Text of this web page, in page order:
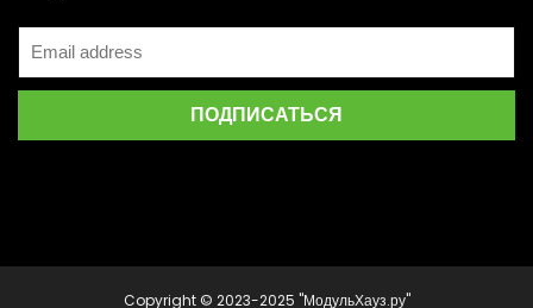
Copyright © 2023-2025 "МодульХауз.ру"